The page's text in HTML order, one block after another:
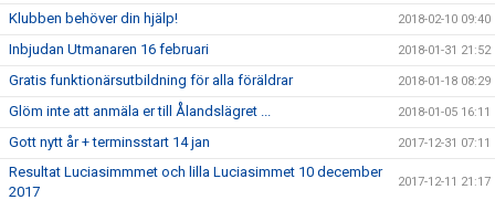
Klubben behöver din hjälp! 2018-02-10 09:40
Inbjudan Utmanaren 16 februari 2018-01-31 21:52
Gratis funktionärsutbildning för alla föräldrar 2018-01-18 08:29
Glöm inte att anmäla er till Ålandslägret ... 2018-01-05 16:11
Gott nytt år + terminsstart 14 jan 2017-12-31 07:11
Resultat Luciasimmmet och lilla Luciasimmet 10 december
2017
2017-12-11 21:17